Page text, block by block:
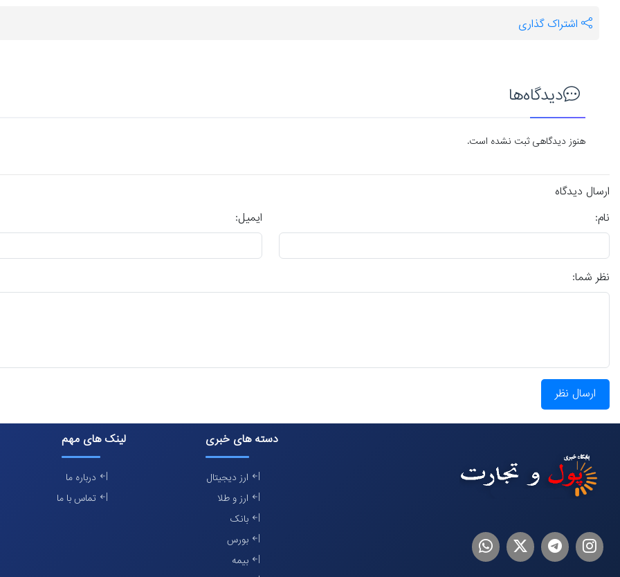
اشتراک گذاری
دیدگاه‌ها
هنوز دیدگاهی ثبت نشده است.
ارسال دیدگاه
نام:
ایمیل:
نظر شما:
ارسال نظر
اینستاگرام
تلگرام توییترلینکدین
دسته های خبری
ارز دیجیتال
ارز و طلا
بانک
بورس
بیمه
لینک های مهم
درباره ما
تماس با ما